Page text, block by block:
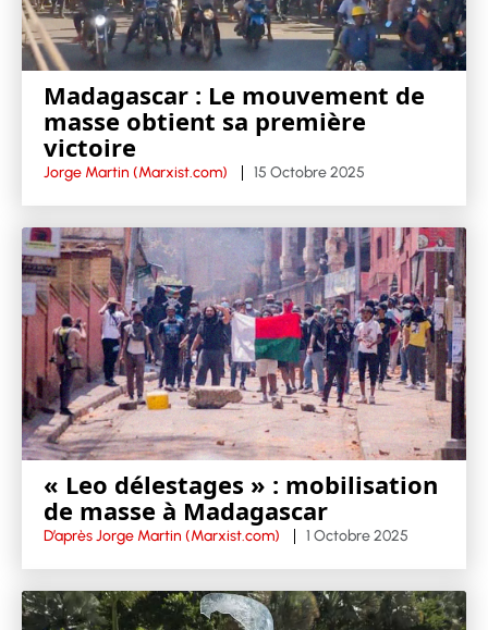
Madagascar : Le mouvement de
masse obtient sa première
victoire
Jorge Martin (Marxist.com) 15 Octobre 2025
« Leo délestages » : mobilisation
de masse à Madagascar
D’après Jorge Martin (Marxist.com) 1 Octobre 2025